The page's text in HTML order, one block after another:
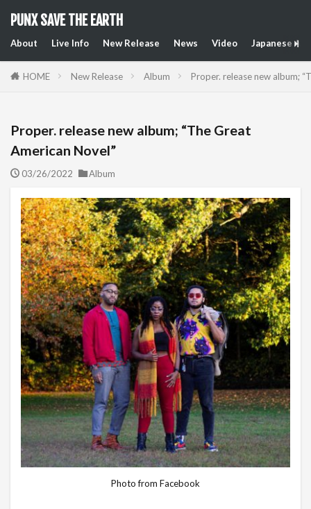
PUNX SAVE THE EARTH
About Live Info New Release News Video Japanese
HOME New Release Album Proper. release new album;
Proper. release new album; “The Great
American Novel”
03/26/2022 Album
Photo from Facebook